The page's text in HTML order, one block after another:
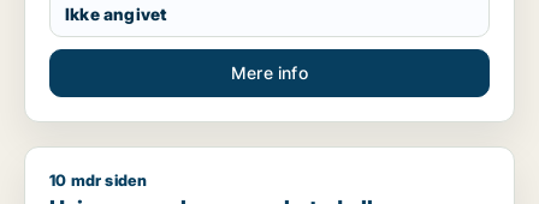
Ikke angivet
Mere info
Heino søger lager, værksted eller produktionslokaler til salg
10 mdr siden